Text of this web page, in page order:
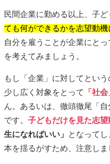
民間企業に勤める以上、子ど
ても何ができるかを志望動機
自分を雇うことが企業にと
を考えてみましょう。
もし「企業」に対してとい
少し広く対象をとって
「社会
ん。あるいは、徹頭徹尾「
です。 子どもだけを見た志望
生になればいい」
となって
本を揺るがすため、注意しま